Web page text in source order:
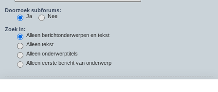
Doorzoek subforums:
Ja
Nee
Zoek in:
Alleen berichtonderwerpen en tekst
Alleen tekst
Alleen onderwerptitels
Alleen eerste bericht van onderwerp